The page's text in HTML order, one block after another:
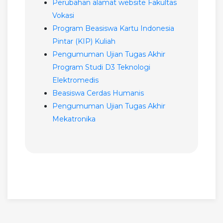
Perubahan alamat website Fakultas
Vokasi
Program Beasiswa Kartu Indonesia
Pintar (KIP) Kuliah
Pengumuman Ujian Tugas Akhir
Program Studi D3 Teknologi
Elektromedis
Beasiswa Cerdas Humanis
Pengumuman Ujian Tugas Akhir
Mekatronika